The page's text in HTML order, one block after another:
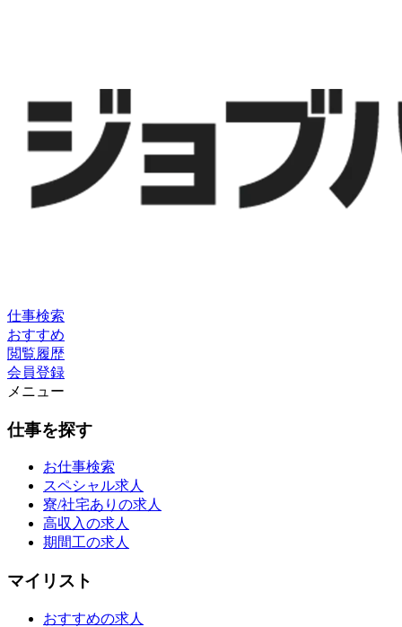
仕事検索
おすすめ
閲覧履歴
会員登録
メニュー
仕事を探す
お仕事検索
スペシャル求人
寮/社宅ありの求人
高収入の求人
期間工の求人
マイリスト
おすすめの求人